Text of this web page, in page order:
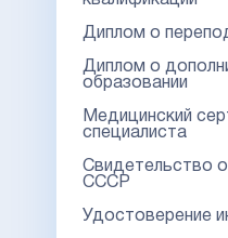
Диплом о
Диплом о
образовании
Медицинский
специалиста
Свидетельство
СССР
Удостоверение